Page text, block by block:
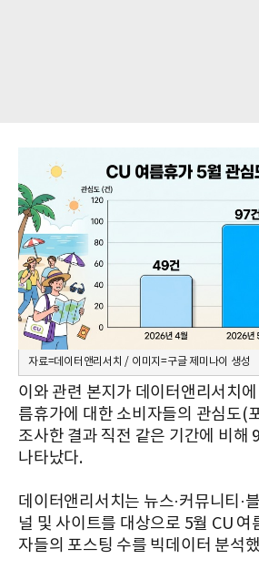
자료=데이터앤리서치 / 이미지=구글 제미나이 생성
이와 관련 본지가 데이터앤리서치
름휴가에 대한 소비자들의 관심도(
조사한 결과 직전 같은 기간에 비해
나타났다.
데이터앤리서치는 뉴스·커뮤니티·
널 및 사이트를 대상으로 5월 CU 여
자들의 포스팅 수를 빅데이터 분석